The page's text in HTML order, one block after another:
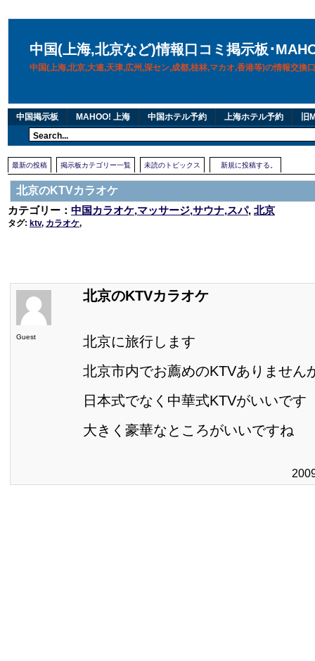
中国(上海,北京など)情報口コミ掲示板･
中国(上海,北京,大連,天津,広州,深セン,成都,桂林,マカオ,香港等)の情報交換
中国掲示板 MAHOO! 上海 中国ホテル予約 上海ホテル予約 旧
最新の投稿 掲示板カテゴリー一覧 未読のトピックス 新規に投稿する。
北京のKTVカラオケ
カテゴリー： 中国カラオケ,マッサージ,サウナ,スパ, 北京
タグ: ktv, カラオケ,
Guest
北京のKTVカラオケ
北京に旅行します
北京市内でお薦めのKTVありません
日本式でなく中華式KTVがいいです
大きく豪華なところがいいですね